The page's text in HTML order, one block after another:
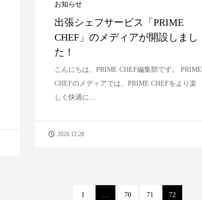
お知らせ
出張シェフサービス「PRIME
CHEF」のメディアが開設しまし
た！
こんにちは、PRIME CHEF編集部です。 PRIME
CHEFのメディアでは、PRIME CHEFをより楽
しく快適に...
2020.12.28
1 70 71 72